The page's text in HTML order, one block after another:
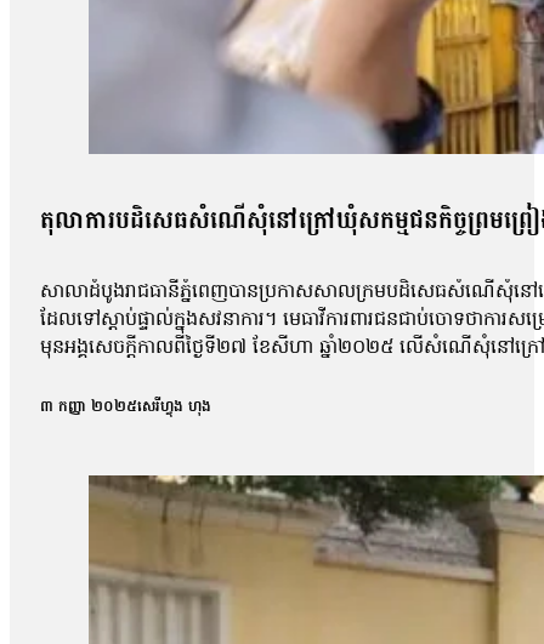
តុលាការបដិសេធសំណើសុំនៅក្រៅឃុំសកម្មជនកិច្ចព្រមព្រ
សាលាដំបូងរាជធានីភ្នំពេញបានប្រកាសសាលក្រមបដិសេធសំណើសុំនៅក្
ដែលទៅស្ដាប់ផ្ទាល់ក្នុងសវនាការ។ មេធាវីការពារជនជាប់ចោទថាកា
មុនអង្គសេចក្ដីកាលពីថ្ងៃទី២៧ ខែសីហា ឆ្នាំ២០២៥ លើសំណើសុំនៅក្រ
កិច្ចព្រមព្រៀងសន្តិភាពក្រុងប៉ារីសគឺលោក សឺន ជុំជួន បានថ្លែងប្រាប់
លោកបន្ថែមថា៖ «យើងនៅតែចាត់ទុកថាជាការប៉ះពាល់ទៅលើសិទ្ធិន
ហ្នឹងមានសេរីភាព […]ក្នុងនាមជាមេធាវី យើងមិនអាចទទួលយកបាន
លោកមេធាវីឱ្យដឹងថា តុលាការបានបើកសវនាការអង្គសេចក្ដីល
លទ្ធផលសំណើសុំនៅក្រៅឃុំដែលបានស្នើកាលពីថ្ងៃទី២៧ ខែសីហា។ បង
ស្រីគាត់ និងសកម្មជនឯទៀត ព្រោះការបន្តឃុំខ្លួននេះបានធ្វើឱ្យប៉ះ
របស់បងសាន សិទ្ធ ដែលគាត់ត្រូវទទួលបន្ទុក។ អ៊ីចឹងខ្ញុំគិតថា ទី១ការអ
៣ កញ្ញា ២០២៥សេរីហ្វុង ហុង